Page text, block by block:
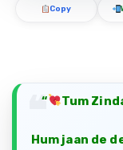
Copy
“
Tum
Hum jaan de